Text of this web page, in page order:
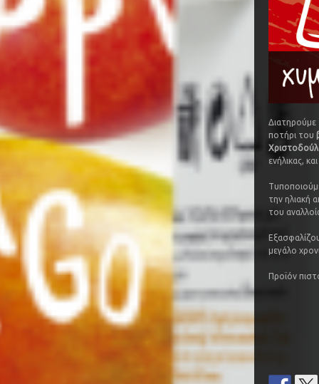
Διατηρούμε
ποτήρι του
ενήλικας,
την ηλιακή
του
μεγάλο
Προϊόν